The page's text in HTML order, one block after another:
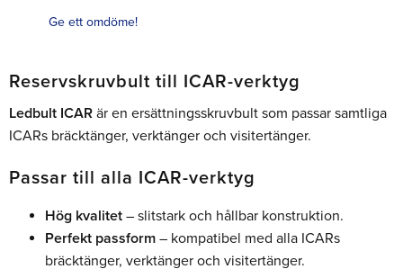
Ge ett omdöme!
Reservskruvbult till ICAR-verktyg
Ledbult ICAR är en ersättningsskruvbult som passar samtliga
ICARs bräcktänger, verktänger och visitertänger.
Passar till alla ICAR-verktyg
Hög kvalitet – slitstark och hållbar konstruktion.
Perfekt passform – kompatibel med alla ICARs
bräcktänger, verktänger och visitertänger.